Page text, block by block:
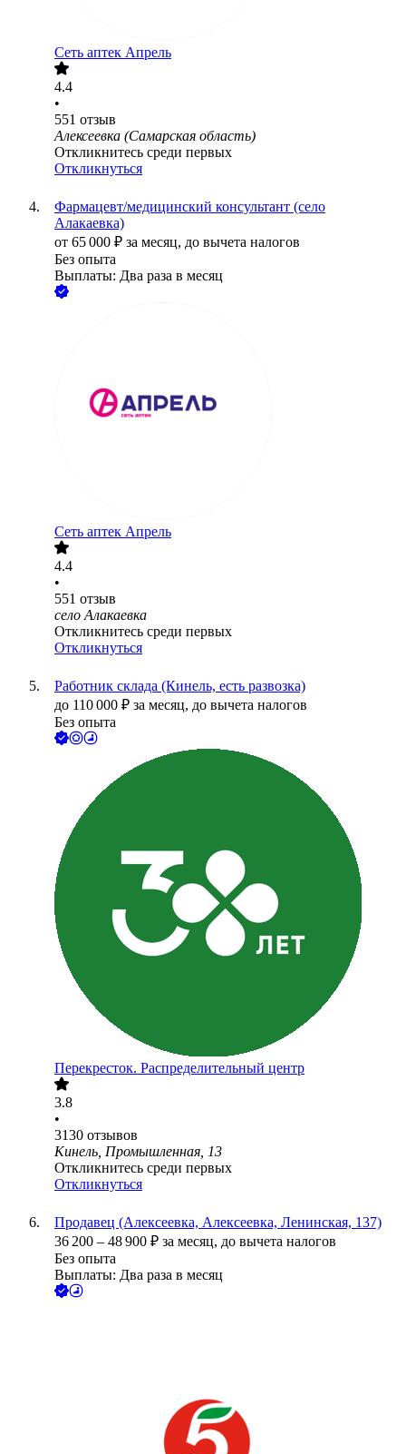
Сеть аптек Апрель
4.4
•
551 отзыв
Алексеевка (Самарская область)
Откликнитесь среди первых
Откликнуться
Фармацевт/медицинский консультант (село
Алакаевка)
от 65 000 ₽ за месяц, до вычета налогов
Без опыта
Выплаты: Два раза в месяц
Сеть аптек Апрель
4.4
•
551 отзыв
село Алакаевка
Откликнитесь среди первых
Откликнуться
Работник склада (Кинель, есть развозка)
до 110 000 ₽ за месяц, до вычета налогов
Без опыта
Перекресток. Распределительный центр
3.8
•
3130 отзывов
Кинель, Промышленная, 13
Откликнитесь среди первых
Откликнуться
Продавец (Алексеевка, Алексеевка, Ленинская, 137)
36 200 – 48 900 ₽ за месяц, до вычета налогов
Без опыта
Выплаты: Два раза в месяц